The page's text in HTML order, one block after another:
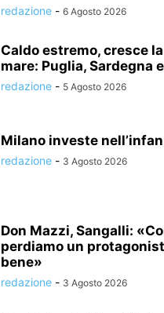
redazione - 6 Agosto 2026
Caldo estremo, cresce
mare: Puglia, Sardegna
redazione - 5 Agosto 2026
Milano investe
redazione - 3 Agosto 2026
Don Mazzi, Sangalli:
perdiamo un
bene»
redazione - 3 Agosto 2026